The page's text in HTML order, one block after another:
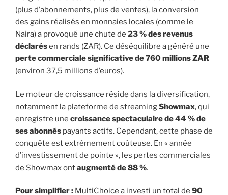
(plus d’abonnements, plus de ventes), la conversion
des gains réalisés en monnaies locales (comme le
Naira) a provoqué une chute de 23 % des revenus
déclarésen rands (ZAR). Ce déséquilibre a généré une
perte commerciale significative de 760 millions ZAR
(environ 37,5 millions d’euros).
Le moteur de croissance réside dans la diversification,
notamment la plateforme de streamingShowmax, qui
enregistre une croissance spectaculaire de 44 % de
ses abonnés payants actifs. Cependant, cette phase de
conquête est extrêmement coûteuse. En « année
d’investissement de pointe », les pertes commerciales
de Showmax ontaugmenté de 88 %.
Pour simplifier : MultiChoice a investi un total de 90